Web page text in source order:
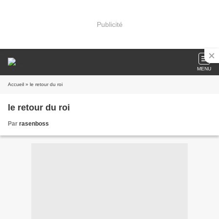
Publicité
MENU
Accueil » le retour du roi
le retour du roi
Par rasenboss